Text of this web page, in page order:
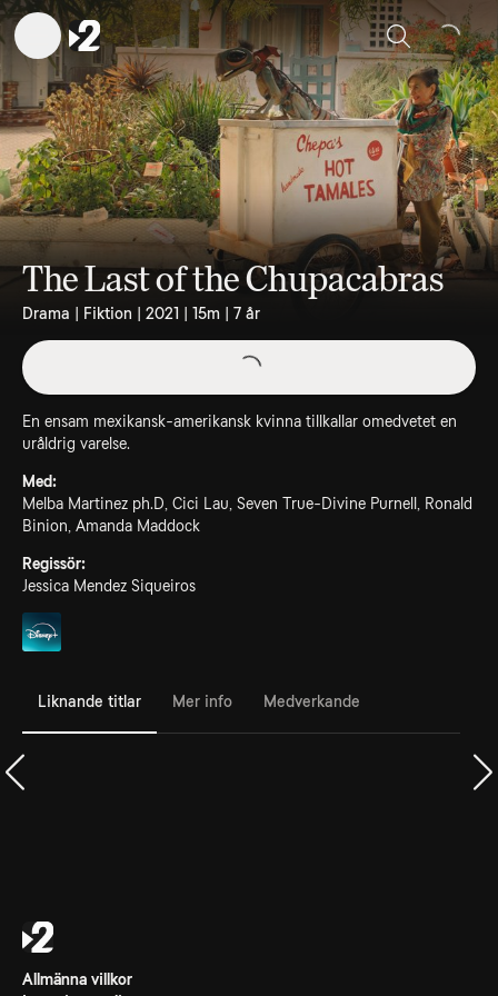
Sök
The Last of the Chupacabras
Drama | Fiktion | 2021 | 15m | 7 år
En ensam mexikansk-amerikansk kvinna tillkallar omedvetet en
uråldrig varelse.
Med:
Melba Martinez ph.D, Cici Lau, Seven True-Divine Purnell, Ronald
Binion, Amanda Maddock
Regissör:
Jessica Mendez Siqueiros
Liknande titlar Mer info Medverkande
Allmänna villkor